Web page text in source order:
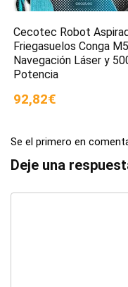
Cecotec Robot
Friegasuelos Conga
Navegación Láser y
Potencia
92,82€
Se el primero en
Deje una